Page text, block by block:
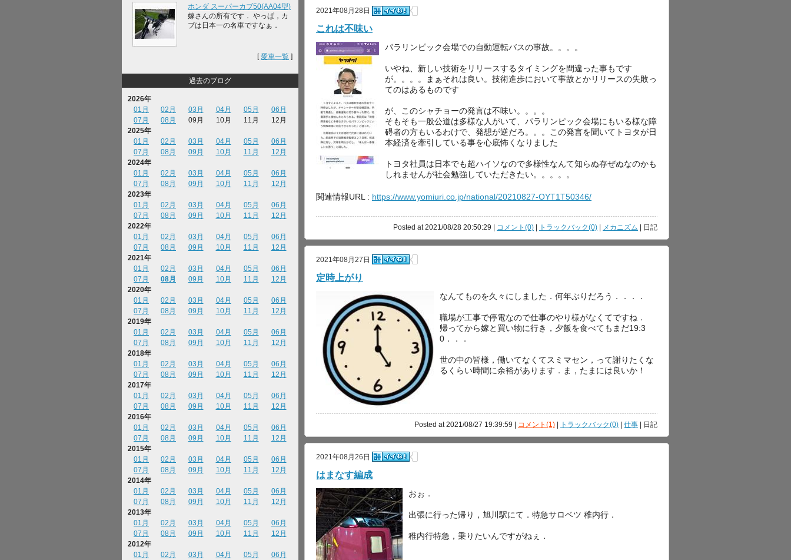
2021年08月28日
これは不味い
パラリンピック会場での自動運転バスの事故。。。。
いやね、新しい技術をリリースするタイミングを間違った事もです
が。。。。まぁそれは良い。技術進歩において事故とかリリースの失敗っ
てのはあるものです
が、このシャチョーの発言は不味い。。。。
そもそも一般公道は多様な人がいて、パラリンピック会場にもいる様な障
碍者の方もいるわけで、発想が逆だろ。。。この発言を聞いてトヨタが日
本経済を牽引している事を心底怖くなりました
トヨタ社員は日本でも超ハイソなので多様性なんて知らぬ存ぜぬなのかも
しれませんが社会勉強していただきたい。。。。。
関連情報URL : https://www.yomiuri.co.jp/national/20210827-OYT1T50346/
Posted at 2021/08/28 20:50:29 | コメント(0) トラックバック(0) メカニズム | 日記
2021年08月27日
定時上がり
なんてものを久々にしました．何年ぶりだろう．．．．
職場が工事で停電なので仕事のやり様がなくてですね．
帰ってから嫁と買い物に行き，夕飯を食べてもまだ19:3
0．．．
世の中の皆様，働いてなくてスミマセン，って謝りたくな
るくらい時間に余裕があります．ま，たまには良いか！
Posted at 2021/08/27 19:39:59 | コメント(1) トラックバック(0) 仕事 | 日記
2021年08月26日
はまなす編成
おぉ．
出張に行った帰り，旭川駅にて．特急サロベツ 稚内行．
稚内行特急，乗りたいんですがねぇ．
ホンダ スーパーカブ50(AA04型)
嫁さんの所有です． やっぱ，カ
ブは日本一の名車ですなぁ．
[愛車一覧 ]
過去のブログ
2026年
01月
02月 03月 04月 05月
06月
07月
08月 09月 10月 11月
12月
2025年
01月
02月 03月 04月 05月
06月
07月
08月 09月 10月 11月
12月
2024年
01月
02月 03月 04月 05月
06月
07月
08月 09月 10月 11月
12月
2023年
01月
02月 03月 04月 05月
06月
07月
08月 09月 10月 11月
12月
2022年
01月
02月 03月 04月 05月
06月
07月
08月 09月 10月 11月
12月
2021年
01月
02月 03月 04月 05月
06月
07月
08月 09月 10月 11月
12月
2020年
01月
02月 03月 04月 05月
06月
07月
08月 09月 10月 11月
12月
2019年
01月
02月 03月 04月 05月
06月
07月
08月 09月 10月 11月
12月
2018年
01月
02月 03月 04月 05月
06月
07月
08月 09月 10月 11月
12月
2017年
01月
02月 03月 04月 05月
06月
07月
08月 09月 10月 11月
12月
2016年
01月
02月 03月 04月 05月
06月
07月
08月 09月 10月 11月
12月
2015年
01月
02月 03月 04月 05月
06月
07月
08月 09月 10月 11月
12月
2014年
01月
02月 03月 04月 05月
06月
07月
08月 09月 10月 11月
12月
2013年
01月
02月 03月 04月 05月
06月
07月
08月 09月 10月 11月
12月
2012年
01月
02月 03月 04月 05月 06月